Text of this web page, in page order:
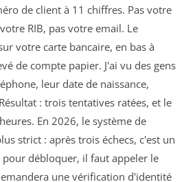
de client à 11 chiffres. Pas votre
RIB, pas votre email. Le
votre carte bancaire, en bas à
de compte papier. J'ai vu des gens
leur date de naissance,
: trois tentatives ratées, et le
En 2026, le système de
strict : après trois échecs, c'est un
pour débloquer, il faut appeler le
une vérification d'identité